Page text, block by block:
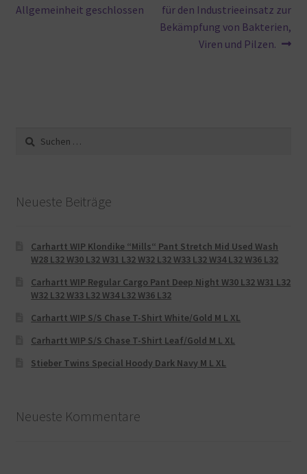
Allgemeinheit geschlossen
für den Industrieeinsatz zur
Bekämpfung von Bakterien,
Viren und Pilzen.
Suche
nach:
Neueste Beiträge
Carhartt WIP Klondike “Mills“ Pant Stretch Mid Used Wash
W28 L32 W30 L32 W31 L32 W32 L32 W33 L32 W34 L32 W36 L32
Carhartt WIP Regular Cargo Pant Deep Night W30 L32 W31 L32
W32 L32 W33 L32 W34 L32 W36 L32
Carhartt WIP S/S Chase T-Shirt White/Gold M L XL
Carhartt WIP S/S Chase T-Shirt Leaf/Gold M L XL
Stieber Twins Special Hoody Dark Navy M L XL
Neueste Kommentare